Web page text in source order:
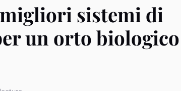
sistemi di
un orto